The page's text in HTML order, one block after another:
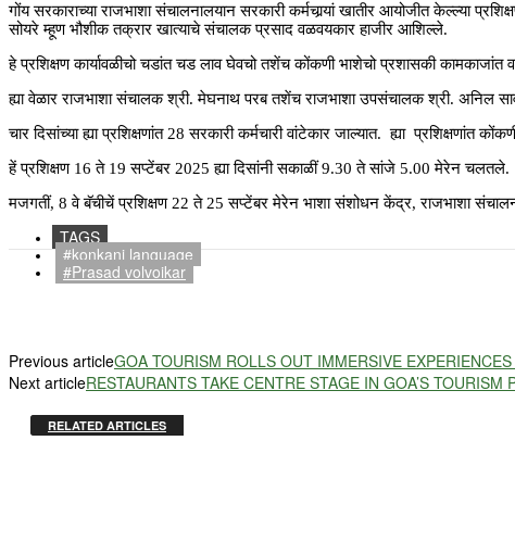
गोंय सरकाराच्या राजभाशा संचालनालयान सरकारी कर्मचार्‍यां खातीर आयोजीत केल्ल्या
सोयरे म्हूण भौशीक तक्रार खात्याचे संचालक प्रसाद वळवयकार हाजीर आशिल्ले.
हे प्रशिक्षण कार्यावळीचो चडांत चड लाव घेवचो तशेंच कोंकणी भाशेचो प्रशासकी
ह्या वेळार राजभाशा संचालक श्री. मेघनाथ परब तशेंच राजभाशा उपसंचालक श्री. अनिल
चार दिसांच्या ह्या प्रशिक्षणांत 28 सरकारी कर्मचारी वांटेकार जाल्यात. ह्या
हें प्रशिक्षण 16 ते 19 सप्टेंबर 2025 ह्या दिसांनी सकाळीं 9.30 ते सांजे 5.00 मेरेन चलतले.
मजगतीं, 8 वे बॅचीचें प्रशिक्षण 22 ते 25 सप्टेंबर मेरेन भाशा संशोधन केंद्र, राजभाशा
TAGS
#konkani language
#Prasad volvoikar
Previous articleGOA TOURISM ROLLS OUT IMMERSIVE
Next articleRESTAURANTS TAKE CENTRE STAGE IN GOA’S TOURISM
RELATED ARTICLES